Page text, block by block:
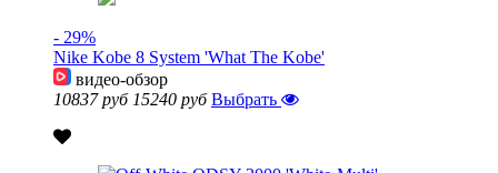
- 29%
Nike Kobe 8 System 'What The Kobe'
видео-обзор
10837 руб 15240 руб Выбрать